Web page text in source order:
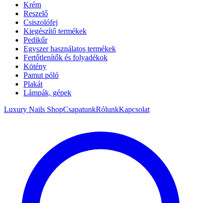
Krém
Reszelő
Csiszolófej
Kiegészítő termékek
Pedikűr
Egyszer használatos termékek
Fertőtlenítők és folyadékok
Kötény
Pamut póló
Plakát
Lámpák, gépek
Luxury Nails ShopCsapatunkRólunkKapcsolat